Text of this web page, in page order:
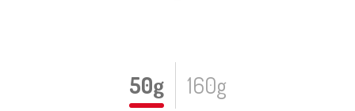
50g 160g